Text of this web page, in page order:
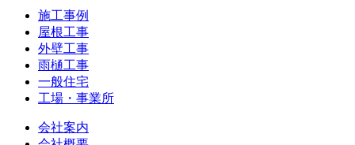
施工事例
屋根工事
外壁工事
雨樋工事
一般住宅
工場・事業所
会社案内